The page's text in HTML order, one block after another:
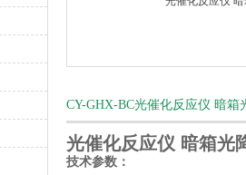
CY-GHX-BC光催化反应仪 暗
光催化反应仪 暗箱光
技术参数：